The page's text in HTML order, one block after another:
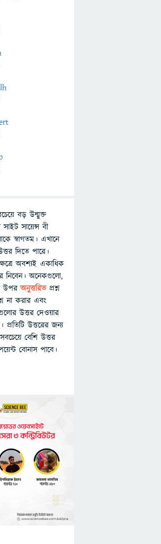
বড় উন্মুক্ত
সাইট সায়েন্স বী
স্বাগতম। এখানে
দিতে পারে।
অবশ্যই একাধিক
নিবেন। অনেকগুলো,
উপরঅনুত্তরিতপ্রশ্ন
না করার এবং
গুলোর উত্তর দেওয়ার
প্রতিটি উত্তরের জন্য
বেশি উত্তর
বোনাস পাবে।